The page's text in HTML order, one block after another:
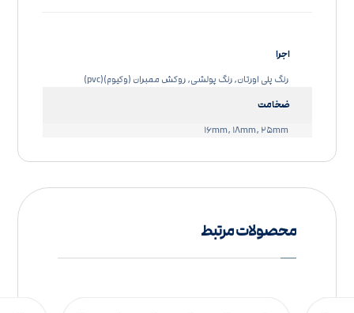
اجرا
رنگ پلی اورتان, رنگ پولشی, روکش ممبران (وکیوم)(pvc)
ضخامت
۱۶mm, ۱۸mm, ۲۵mm
محصولات مرتبط